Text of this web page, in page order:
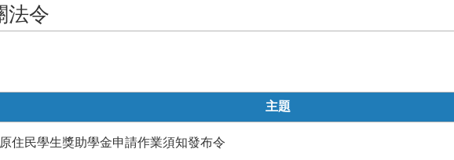
法令
主題
住民學生獎助學金申請作業須知發布令